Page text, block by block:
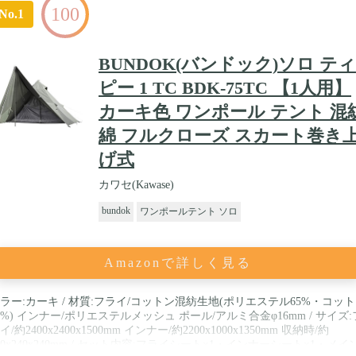
100
BUNDOK(バンドック)ソロ ティ
ピー 1 TC BDK-75TC 【1人用】
カーキ色 ワンポール テント 混
綿 フルクローズ スカート巻き
げ式
カワセ(Kawase)
bundok ワンポールテント ソロ
Amazonで詳しく見る
ー:カーキ / 材質:フライ/コットン混紡生地(ポリエステル65%・コッ
インナー/ポリエステルメッシュ ポール/アルミ合金φ16mm / サイズ:
/約2400x2400x1500mm インナー/約2200x1000x1350mm 収納時/約